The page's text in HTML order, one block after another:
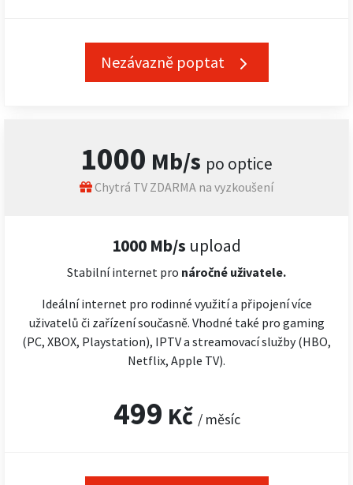
Nezávazně poptat
1000 Mb/s po optice
Chytrá TV ZDARMA na vyzkoušení
1000 Mb/s upload
Stabilní internet pro náročné uživatele.
Ideální internet pro rodinné využití a připojení více
uživatelů či zařízení současně. Vhodné také pro gaming
(PC, XBOX, Playstation), IPTV a streamovací služby (HBO,
Netflix, Apple TV).
499 Kč / měsíc